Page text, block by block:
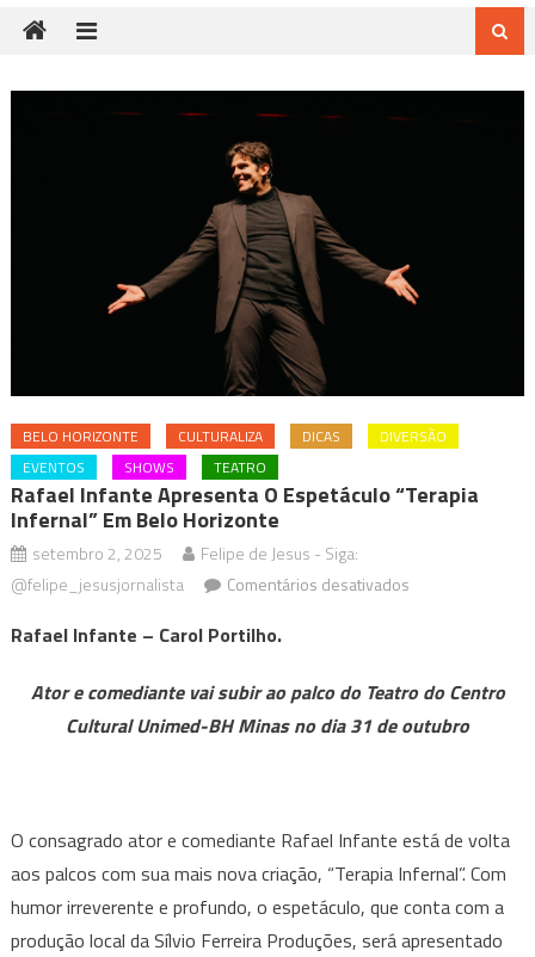
BELO HORIZONTE CULTURALIZA DICAS
DIVERSÃO
EVENTOS
SHOWS TEATRO
Rafael Infante Apresenta O Espetáculo “Terapia
Infernal” Em Belo Horizonte
setembro 2, 2025
Felipe de Jesus - Siga:
@felipe_jesusjornalista
Comentários desativadosem
o
espetáculo
Belo
Horizonte
Rafael Infante – Carol Portilho.
Ator e comediante vai subir ao palco do Teatro do Centro
Cultural Unimed-BH Minas no dia 31 de outubro
O consagrado ator e comediante Rafael Infante está de volta
aos palcos com sua mais nova criação, “Terapia Infernal”. Com
humor irreverente e profundo, o espetáculo, que conta com a
produção local da Sílvio Ferreira Produções, será apresentado